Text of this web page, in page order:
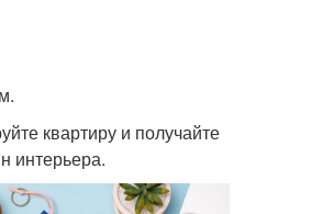
квартиру и получайте
интерьера.